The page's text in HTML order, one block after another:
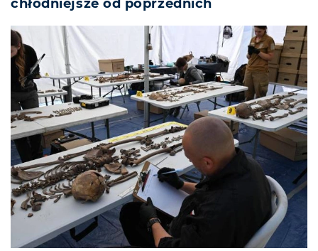
chłodniejsze od poprzednich